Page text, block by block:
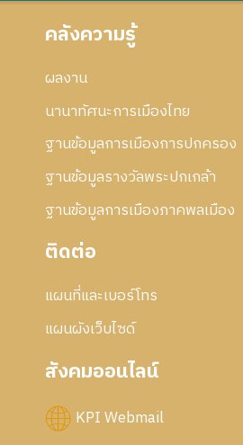
คลังความรู้
ผลงาน
นานาทัศนะการเมืองไทย
ฐานข้อมูลการเมืองการปกครอง
ฐานข้อมูลรางวัลพระปกเกล้า
ฐานข้อมูลการเมืองภาคพลเมือง
ติดต่อ
แผนที่และเบอร์โทร
แผนผังเว็บไซด์
สังคมออนไลน์
KPI Webmail